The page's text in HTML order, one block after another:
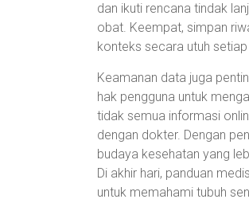
dan ikuti rencana tindak
obat. Keempat, simpan
konteks secara utuh
Keamanan data juga
hak pengguna untuk
tidak semua informasi
dengan dokter. Dengan
budaya kesehatan yang
Di akhir hari, panduan
untuk memahami tubuh